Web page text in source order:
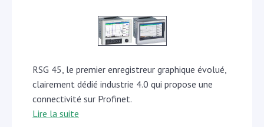
RSG 45, le premier enregistreur graphique évolué,
clairement dédié industrie 4.0 qui propose une
connectivité sur Profinet.
Lire la suite